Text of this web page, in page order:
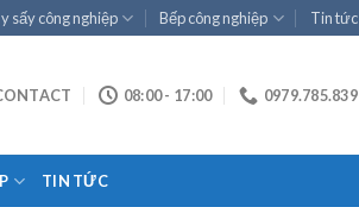
sấy công nghiệp Bếp công nghiệp Tin tức
08:00 - 17:00 0979.785.839
TIN TỨC